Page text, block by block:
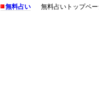
無料占い
無料占いトップペー